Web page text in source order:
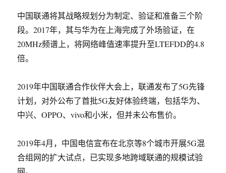
中国联通将其战略规划分为制定、验证和准备三个阶
段。2017年，其与华为在上海完成了外场验证，在
20MHz频谱上，将网络峰值速率提升至LTEFDD的4.8
倍。
2019年中国联通合作伙伴大会上，联通发布了5G先锋
计划，对外公布了首批5G友好体验终端，包括华为、
中兴、OPPO、vivo和小米，但并未公布售价。
2019年4月，中国电信宣布在北京等8个城市开展5G混
合组网的扩大试点，已实现多地跨域联通的规模试验